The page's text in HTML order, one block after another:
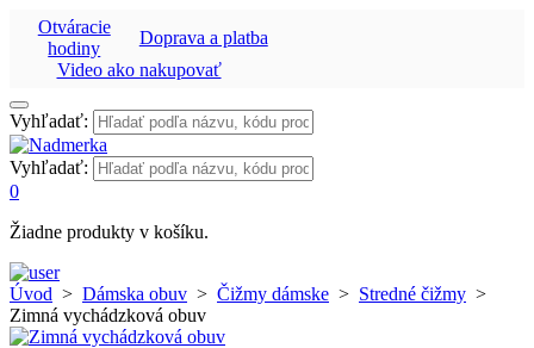
Otváracie
hodiny
Doprava a platba
Video ako nakupovať
Vyhľadať:
Vyhľadať:
0
Žiadne produkty v košíku.
Úvod > Dámska obuv > Čižmy dámske > Stredné čižmy >
Zimná vychádzková obuv